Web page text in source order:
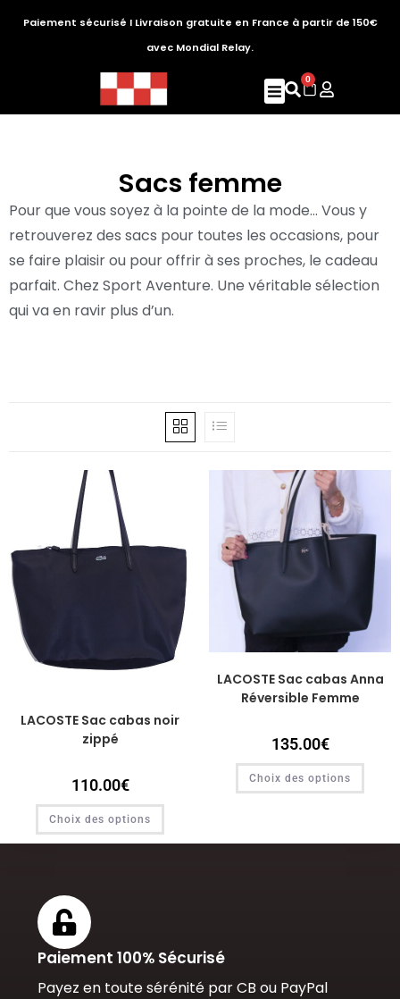
Paiement sécurisé I Livraison gratuite en France à partir de 150€
avec Mondial Relay.
0
Sacs femme
Pour que vous soyez à la pointe de la mode… Vous y
retrouverez des sacs pour toutes les occasions, pour
se faire plaisir ou pour offrir à ses proches, le cadeau
parfait. Chez Sport Aventure. Une véritable sélection
qui va en ravir plus d’un.
LACOSTE Sac cabas noir
zippé
110.00€
Choix des options
LACOSTE Sac cabas Anna
Réversible Femme
135.00€
Choix des options
Paiement 100% Sécurisé
Payez en toute sérénité par CB ou PayPal